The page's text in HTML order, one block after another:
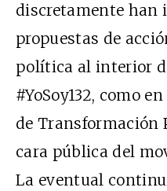
discretamente han
propuestas de
política al interior
#YoSoy132, como
de Transformación
cara pública del
La eventual